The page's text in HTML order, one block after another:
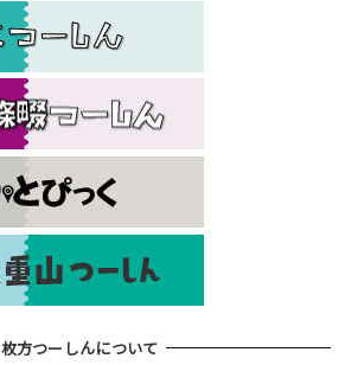
枚方つーしんについて